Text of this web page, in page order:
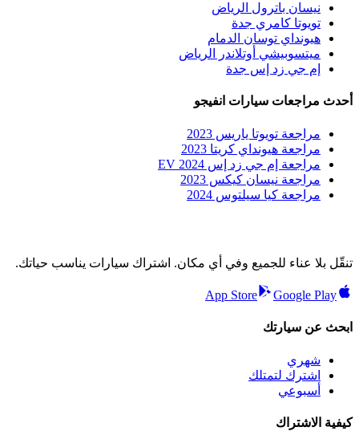
نيسان باترول الرياض
تويوتا كامري جدة
هيونداي توسان الدمام
ميتسوبيشي أوتلاندر الرياض
إم جي زد إس جدة
أحدث مراجعات سيارات انفيجو
مراجعة تويوتا ياريس 2023
مراجعة هيونداي كريتا 2023
مراجعة إم جي زد إس EV 2024
مراجعة نيسان كيكس 2023
مراجعة كيا سيلتوس 2024
تنقّل بلا عناء للجميع وفي أي مكان. اشتراك سيارات يناسب حياتك.
App Store Google Play
ابحث عن سيارتك
شهري
اشترك لتمتلك
أسبوعي
كيفية الاشتراك